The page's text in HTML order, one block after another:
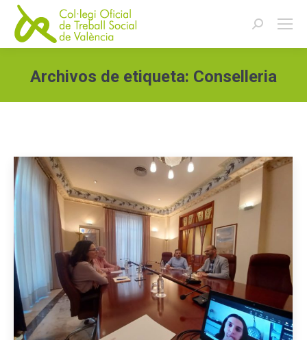
Buscar:
Archivos de etiqueta: Conselleria